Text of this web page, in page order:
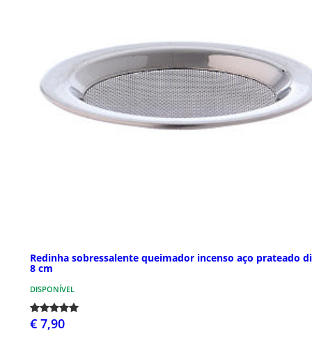
Redinha sobressalente queimador incenso aço prateado
8 cm
DISPONÍVEL
€ 7,90